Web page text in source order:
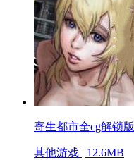
寄生都市全cg解锁版
其他游戏 | 12.6MB